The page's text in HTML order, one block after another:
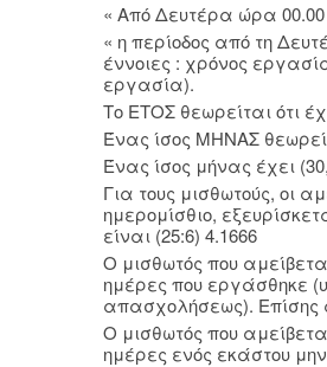
« Από Δευτέρα ώρα
« η περίοδος από τη
έννοιες : χρόνος
εργασία).
Το ΕΤΟΣ θεωρείται ότι
Ένας ίσος ΜΗΝΑΣ
Ένας ίσος μήνας έχει
Για τους μισθωτούς, οι
ημερομίσθιο,
είναι (25:6) 4.1666
Ο μισθωτός που
ημέρες που εργάσθηκε
απασχολήσεως). Επίσης
Ο μισθωτός που
ημέρες ενός εκάστου